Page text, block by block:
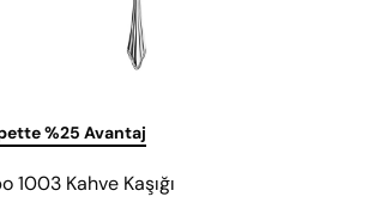
%25 Avantaj
1003 Kahve Kaşığı